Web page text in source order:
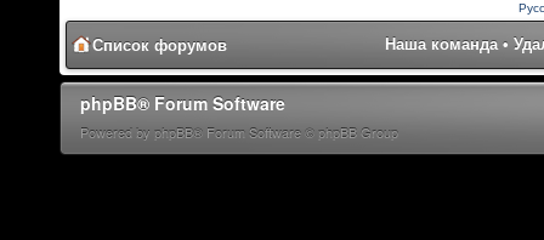
Список форумов Наша команда•
phpBB® Forum Software
Powered by phpBB® Forum Software © phpBB Group